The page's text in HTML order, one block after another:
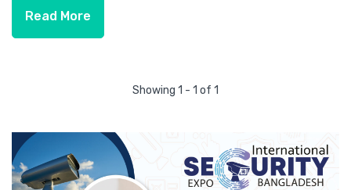
Read More
Showing 1 - 1 of 1